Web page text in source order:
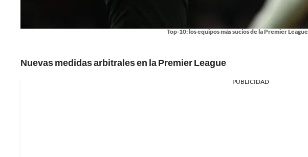
Top-10: los equipos más sucios de la Premier League
Nuevas medidas arbitrales en la Premier League
PUBLICIDAD